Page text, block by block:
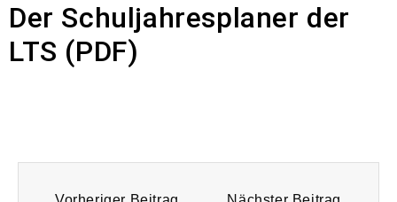
Der Schuljahresplaner der
LTS (PDF)